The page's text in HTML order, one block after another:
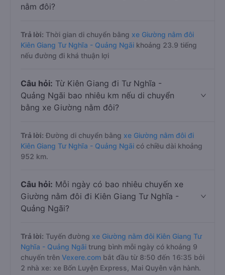
nằm đôi?
Trả lời: Thời gian di chuyển bằng xe Giường nằm đôi
Kiên Giang Tư Nghĩa - Quảng Ngãi khoảng 23.9 tiếng
nếu đường đi khá thuận lợi
Câu hỏi: Từ Kiên Giang đi Tư Nghĩa -
Quảng Ngãi bao nhiêu km nếu di chuyển
bằng xe Giường nằm đôi?
Trả lời: Đường di chuyển bằng xe Giường nằm đôi đi
Kiên Giang Tư Nghĩa - Quảng Ngãi có chiều dài khoảng
952 km.
Câu hỏi: Mỗi ngày có bao nhiêu chuyến xe
Giường nằm đôi đi Kiên Giang Tư Nghĩa -
Quảng Ngãi?
Trả lời: Tuyến đường xe Giường nằm đôi Kiên Giang Tư
Nghĩa - Quảng Ngãi trung bình mỗi ngày có khoảng 9
chuyến trên Vexere.com bắt đầu từ 8:50 đến 16:35 bởi
2 nhà xe: xe Bốn Luyện Express, Mai Quyên vận hành.